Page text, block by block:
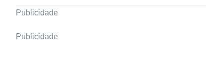
Publicidade
Publicidade